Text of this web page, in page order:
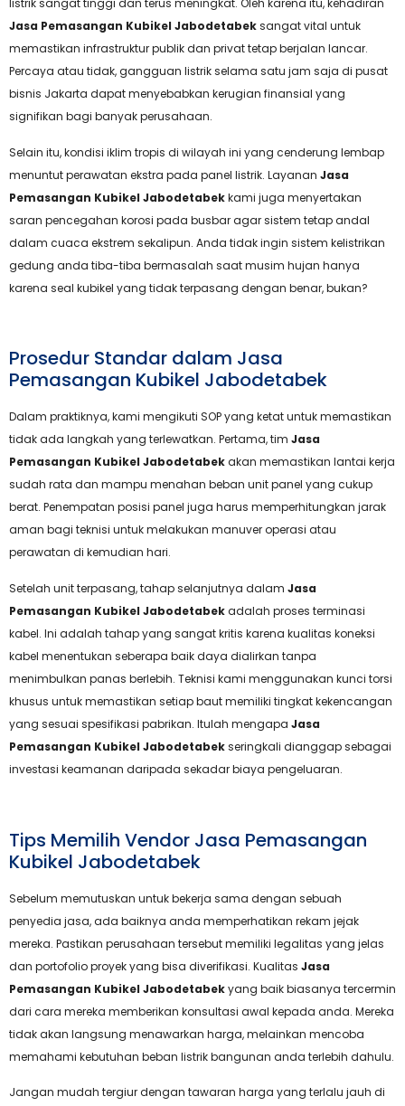
listrik sangat tinggi dan terus meningkat. Oleh karena itu, kehadiran
Jasa Pemasangan Kubikel Jabodetabeksangat vital untuk
memastikan infrastruktur publik dan privat tetap berjalan lancar.
Percaya atau tidak, gangguan listrik selama satu jam saja di pusat
bisnis Jakarta dapat menyebabkan kerugian finansial yang
signifikan bagi banyak perusahaan.
Selain itu, kondisi iklim tropis di wilayah ini yang cenderung lembap
menuntut perawatan ekstra pada panel listrik. Layanan Jasa
Pemasangan Kubikel Jabodetabekkami juga menyertakan
saran pencegahan korosi pada busbar agar sistem tetap andal
dalam cuaca ekstrem sekalipun. Anda tidak ingin sistem kelistrikan
gedung anda tiba-tiba bermasalah saat musim hujan hanya
karena seal kubikel yang tidak terpasang dengan benar, bukan?
Prosedur Standar dalam Jasa
Pemasangan Kubikel Jabodetabek
Dalam praktiknya, kami mengikuti SOP yang ketat untuk memastikan
tidak ada langkah yang terlewatkan. Pertama, tim Jasa
Pemasangan Kubikel Jabodetabekakan memastikan lantai kerja
sudah rata dan mampu menahan beban unit panel yang cukup
berat. Penempatan posisi panel juga harus memperhitungkan jarak
aman bagi teknisi untuk melakukan manuver operasi atau
perawatan di kemudian hari.
Setelah unit terpasang, tahap selanjutnya dalam Jasa
Pemasangan Kubikel Jabodetabekadalah proses terminasi
kabel. Ini adalah tahap yang sangat kritis karena kualitas koneksi
kabel menentukan seberapa baik daya dialirkan tanpa
menimbulkan panas berlebih. Teknisi kami menggunakan kunci torsi
khusus untuk memastikan setiap baut memiliki tingkat kekencangan
yang sesuai spesifikasi pabrikan. Itulah mengapa Jasa
Pemasangan Kubikel Jabodetabekseringkali dianggap sebagai
investasi keamanan daripada sekadar biaya pengeluaran.
Tips Memilih Vendor Jasa Pemasangan
Kubikel Jabodetabek
Sebelum memutuskan untuk bekerja sama dengan sebuah
penyedia jasa, ada baiknya anda memperhatikan rekam jejak
mereka. Pastikan perusahaan tersebut memiliki legalitas yang jelas
dan portofolio proyek yang bisa diverifikasi. Kualitas Jasa
Pemasangan Kubikel Jabodetabekyang baik biasanya tercermin
dari cara mereka memberikan konsultasi awal kepada anda. Mereka
tidak akan langsung menawarkan harga, melainkan mencoba
memahami kebutuhan beban listrik bangunan anda terlebih dahulu.
Jangan mudah tergiur dengan tawaran harga yang terlalu jauh di